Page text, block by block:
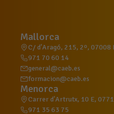
Mallorca
C/ d'Aragó, 215, 2º, 07008
971 70 60 14
general@caeb.es
formacion@caeb.es
Menorca
Carrer d'Artrutx, 10 E,
971 35 63 75